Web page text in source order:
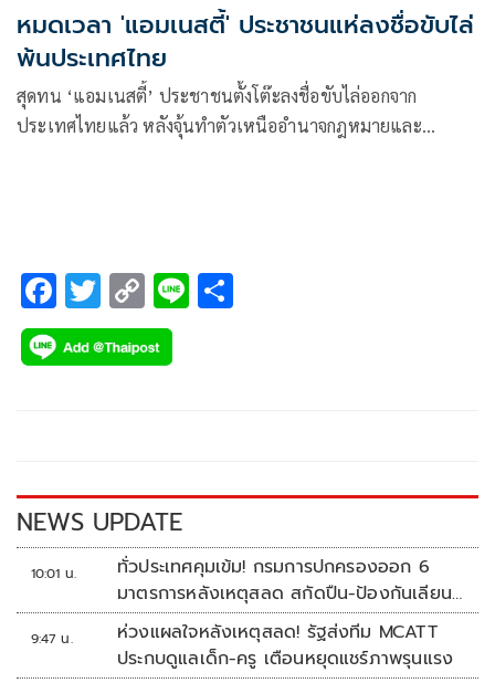
หมดเวลา 'แอมเนสตี้' ประชาชนแห่ลงชื่อขับไล่
พ้นประเทศไทย
สุดทน ‘แอมเนสตี้’ ประชาชนตั้งโต๊ะลงชื่อขับไล่ออกจาก
ประเทศไทยแล้ว หลังจุ้นทำตัวเหนืออำนาจกฎหมายและ
F
ac
e
k
T
wi
tt
C
o
p
k
Li
NEWS UPDATE
10:01 น.
ทั่วประเทศคุมเข้ม! กรมการปกครองออก 6
มาตรการหลังเหตุสลด สกัดปืน-ป้องกันเลียน
แบบ
9:47 น.
ห่วงแผลใจหลังเหตุสลด! รัฐส่งทีม MCATT
ประกบดูแลเด็ก-ครู เตือนหยุดแชร์ภาพรุนแรง